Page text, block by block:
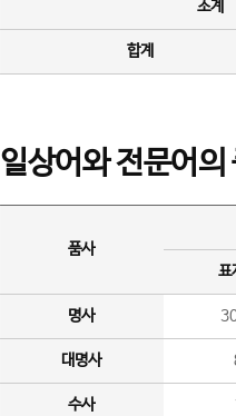
소계
합계
일상어와 전문어의
품사
표
명사
대명사
수사